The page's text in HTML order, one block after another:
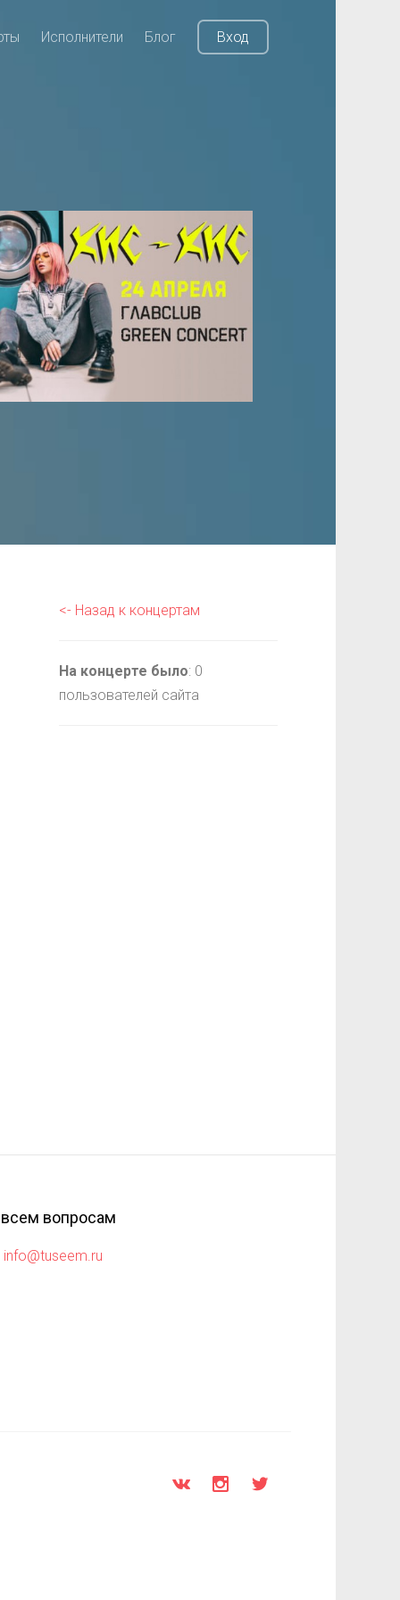
Исполнители Блог Вход
<- Назад к концертам
На концерте было: 0
пользователей сайта
вопросам
info@tuseem.ru